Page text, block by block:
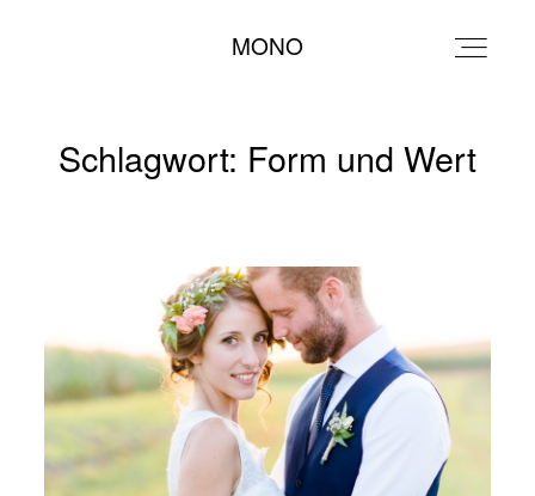
MONO
MONO
Schlagwort: Form und Wert